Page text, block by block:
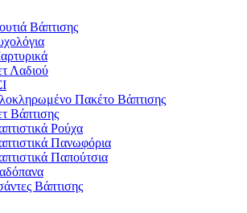
Βάπτισης
Λαδιού
Πακέτο Βάπτισης
Βάπτισης
Ρούχα
Πανωφόρια
Παπούτσια
Βάπτισης